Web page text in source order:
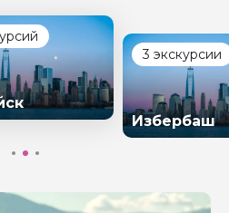
3 экскурсии
Избербаш